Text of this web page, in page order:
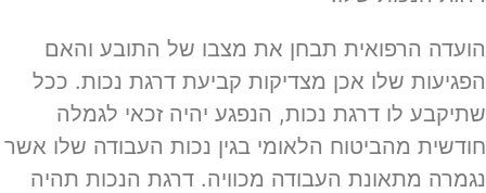
הועדה הרפואית תבחן את מצבו של התובע והאם
הפגיעות שלו אכן מצדיקות קביעת דרגת נכות. ככל
שתיקבע לו דרגת נכות, הנפגע יהיה זכאי לגמלה
חודשית מהביטוח הלאומי בגין נכות העבודה שלו אשר
נגמרה מתאונת העבודה מכוויה. דרגת הנכות תהיה